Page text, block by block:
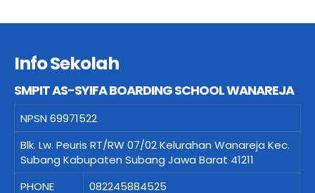
Info Sekolah
SMPIT AS-SYIFA BOARDING SCHOOL WANAREJA
NPSN 69971522
Blk. Lw. Peuris RT/RW 07/02 Kelurahan Wanareja Kec.
Subang Kabupaten Subang Jawa Barat 41211
PHONE
082245884525